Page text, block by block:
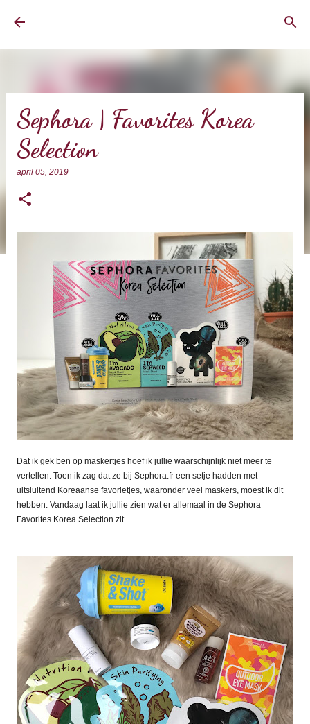
Sephora | Favorites Korea
Selection
april 05, 2019
Dat ik gek ben op maskertjes hoef ik jullie waarschijnlijk niet meer te
vertellen. Toen ik zag dat ze bij Sephora.fr een setje hadden met
uitsluitend Koreaanse favorietjes, waaronder veel maskers, moest ik dit
hebben. Vandaag laat ik jullie zien wat er allemaal in de Sephora
Favorites Korea Selection zit.